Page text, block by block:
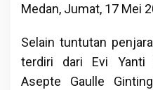
Medan, Jumat, 17 Mei
Selain tuntutan
terdiri dari Evi Yanti
Asepte Gaulle